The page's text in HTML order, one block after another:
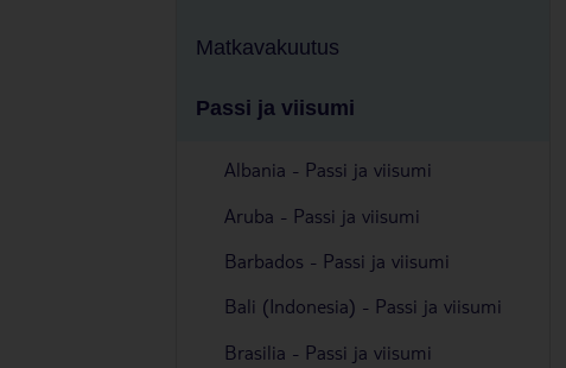
Matkavakuutus
Passi ja viisumi
Albania - Passi ja viisumi
Aruba - Passi ja viisumi
Barbados - Passi ja viisumi
Bali (Indonesia) - Passi ja viisumi
Brasilia - Passi ja viisumi